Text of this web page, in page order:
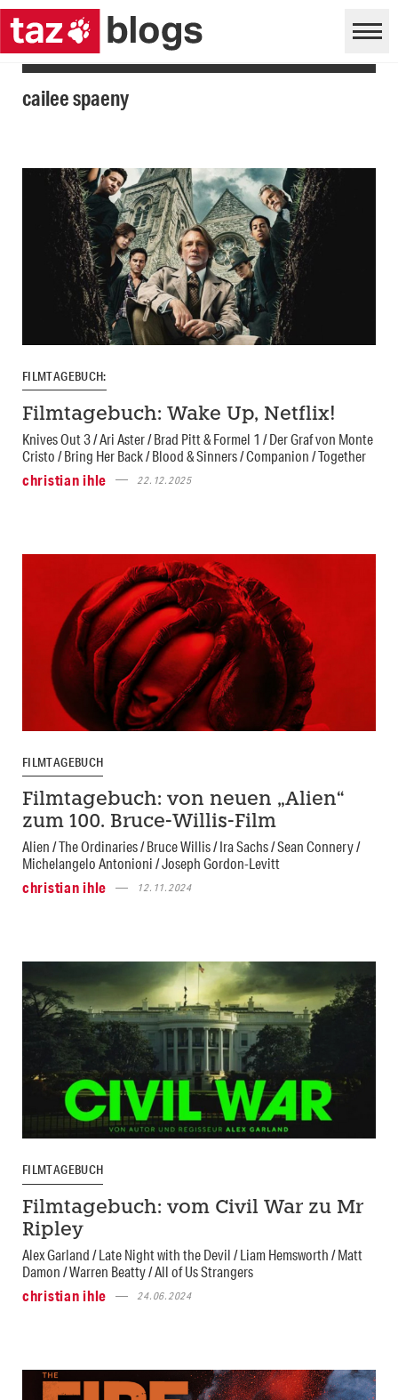
cailee spaeny
FILMTAGEBUCH:
Filmtagebuch: Wake Up, Netflix!
Knives Out 3 / Ari Aster / Brad Pitt & Formel 1 / Der Graf von Monte
Cristo / Bring Her Back / Blood & Sinners / Companion / Together
christian ihle
22.12.2025
FILMTAGEBUCH
Filmtagebuch: von neuen „Alien“
zum 100. Bruce-Willis-Film
Alien / The Ordinaries / Bruce Willis / Ira Sachs / Sean Connery /
Michelangelo Antonioni / Joseph Gordon-Levitt
christian ihle
12.11.2024
FILMTAGEBUCH
Filmtagebuch: vom Civil War zu Mr
Ripley
Alex Garland / Late Night with the Devil / Liam Hemsworth / Matt
Damon / Warren Beatty / All of Us Strangers
christian ihle
24.06.2024